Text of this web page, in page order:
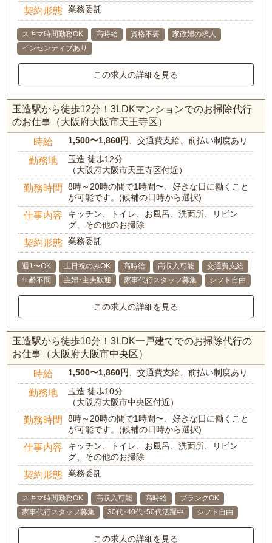
契約形態 業務委託
スキマ時間勤務OK 高時給 資格不要
家政婦の求人
インセンティブあり
この求人の詳細を見る
玉造駅から徒歩12分！3LDKマンションでのお掃除代行
のお仕事（大阪府大阪市天王寺区）
時給 1,500〜1,860円、交通費支給、前払い制度あり
勤務地
玉造 徒歩12分
（大阪府大阪市天王寺区付近）
勤務時間
8時～20時の間で1時間〜、好きな日に働くこと
が可能です。(候補の日時から選択)
仕事内容
キッチン、トイレ、お風呂、洗面所、リビン
グ、その他のお掃除
契約形態 業務委託
週1〜OK 土日祝のみOK 高時給 高収入可能
交通費支給
年齢不問
主婦･主夫歓迎 家事代行スタッフ募集 シフト自由
この求人の詳細を見る
玉造駅から徒歩10分！3LDK一戸建てでのお掃除代行の
お仕事（大阪府大阪市中央区）
時給 1,500〜1,860円、交通費支給、前払い制度あり
勤務地
玉造 徒歩10分
（大阪府大阪市中央区付近）
勤務時間
8時～20時の間で1時間〜、好きな日に働くこと
が可能です。(候補の日時から選択)
仕事内容
キッチン、トイレ、お風呂、洗面所、リビン
グ、その他のお掃除
契約形態 業務委託
スキマ時間勤務OK 高収入可能 高時給
ブランクOK
家事代行スタッフ募集
30代･40代･50代活躍中 シフト自由
この求人の詳細を見る